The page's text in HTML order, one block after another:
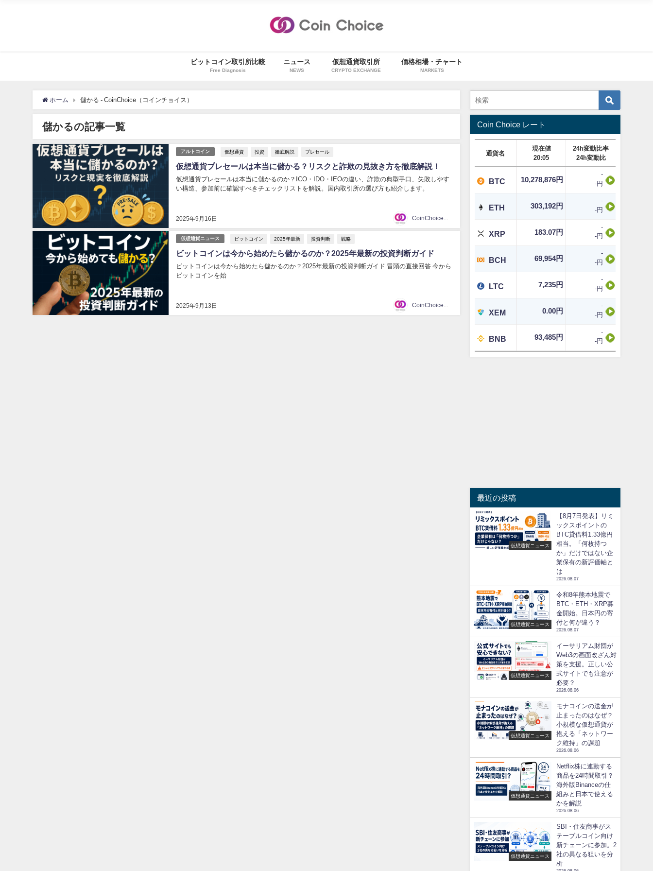
ビットコイン取引所比較
Free Diagnosis
ニュース
NEWS
仮想通貨取引所
CRYPTO EXCHANGE
価格相場・チャート
MARKETS
ホーム 儲かる - CoinChoice（コインチョイス）
儲かるの記事一覧
アルトコイン 仮想通貨 投資 徹底解説 プレセール
仮想通貨プレセールは本当に儲かる？リスクと詐欺の見抜き方を徹底解説！
2025年9月16日
仮想通貨プレセールは本当に儲かるのか？ICO・IDO・IEOの違い、詐欺の典型手口、失敗しやす
い構造、参加前に確認すべきチェックリストを解説。国内取引所の選び方も紹介します。
仮想通貨ニュース ビットコイン 2025年最新 投資判断 戦略
ビットコインは今から始めたら儲かるのか？2025年最新の投資判断ガイド
2025年9月13日
ビットコインは今から始めたら儲かるのか？2025年最新の投資判断ガイド 冒頭の直接回答 今から
ビットコインを始
Coin Choice レート
通貨名
現在値
20:05
24h変動比率
24h変動比
BTC 10,278,876円
-
-円
ETH 303,192円
-
-円
XRP 183.07円
-
-円
BCH 69,954円
-
-円
LTC 7,235円
-
-円
XEM 0.00円
-
-円
BNB 93,485円
-
-円
最近の投稿
仮想通貨ニュース
【8月7日発表】リミ
ックスポイントの
BTC貸借料1.33億円
相当。「何枚持つ
か」だけではない企
業保有の新評価軸と
は
2026.08.07
仮想通貨ニュース
令和8年熊本地震で
BTC・ETH・XRP募
金開始。日本円の寄
付と何が違う？
2026.08.07
仮想通貨ニュース
イーサリアム財団が
Web3の画面改ざん対
策を支援。正しい公
式サイトでも注意が
必要？
2026.08.06
仮想通貨ニュース
モナコインの送金が
止まったのはなぜ？
小規模な仮想通貨が
抱える「ネットワー
ク維持」の課題
2026.08.06
仮想通貨ニュース
Netflix株に連動する
商品を24時間取引？
海外版Binanceの仕
組みと日本で使える
かを解説
2026.08.06
仮想通貨ニュース
SBI・住友商事がス
テーブルコイン向け
新チェーンに参加。2
社の異なる狙いを分
析